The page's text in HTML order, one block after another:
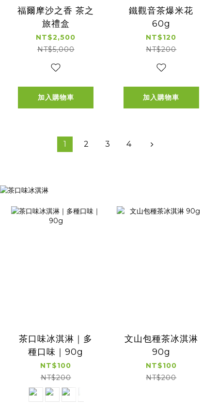
福爾摩沙之香 茶之
旅禮盒
NT$2,500
NT$5,000
加入購物車
鐵觀音茶爆米花
60g
NT$120
NT$200
加入購物車
1 2 3 4
茶口味冰淇淋｜多
種口味｜90g
NT$100
NT$200
文山包種茶冰淇淋
90g
NT$100
NT$200